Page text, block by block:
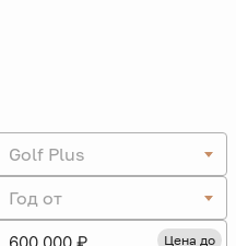
Golf Plus
Год от
Цена до